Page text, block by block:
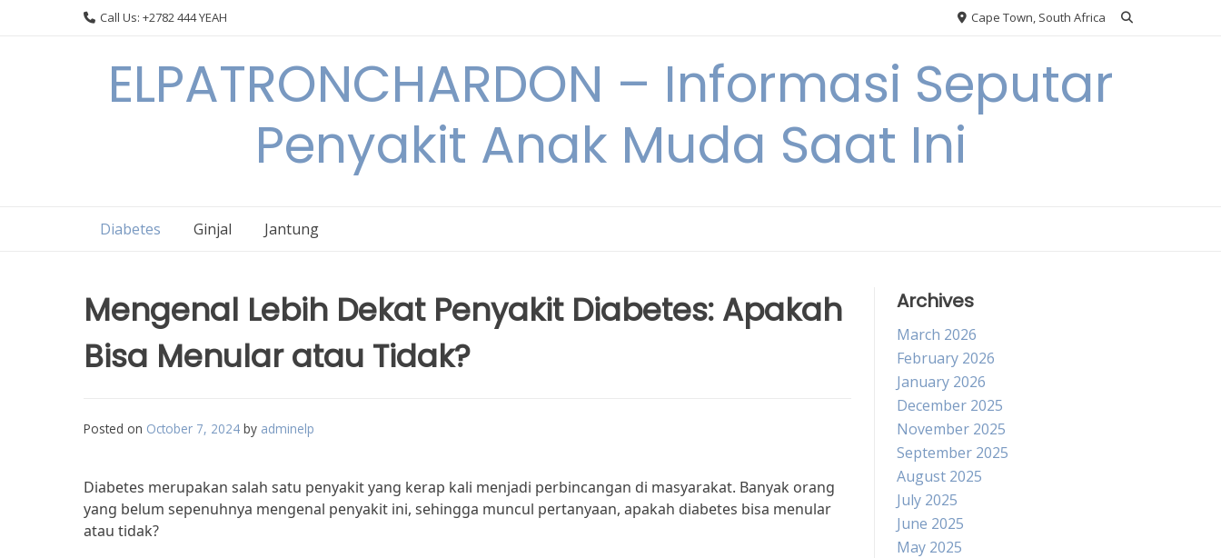
Call Us: +2782 444 YEAH Cape Town, South Africa
ELPATRONCHARDON – Informasi Seputar
Penyakit Anak Muda Saat Ini
Diabetes Ginjal Jantung
Mengenal Lebih Dekat Penyakit Diabetes: Apakah
Bisa Menular atau Tidak?
Posted on October 7, 2024 by adminelp
Diabetes merupakan salah satu penyakit yang kerap kali menjadi perbincangan di masyarakat. Banyak orang
yang belum sepenuhnya mengenal penyakit ini, sehingga muncul pertanyaan, apakah diabetes bisa menular
atau tidak?
Archives
March 2026
February 2026
January 2026
December 2025
November 2025
September 2025
August 2025
July 2025
June 2025
May 2025